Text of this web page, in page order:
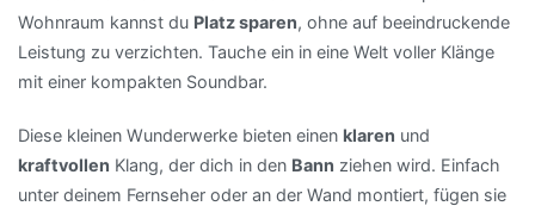
Wohnraum kannst du Platz sparen, ohne auf beeindruckende
Leistung zu verzichten. Tauche ein in eine Welt voller Klänge
mit einer kompakten Soundbar.
Diese kleinen Wunderwerke bieten einen klaren und
kraftvollen Klang, der dich in den Bann ziehen wird. Einfach
unter deinem Fernseher oder an der Wand montiert, fügen sie